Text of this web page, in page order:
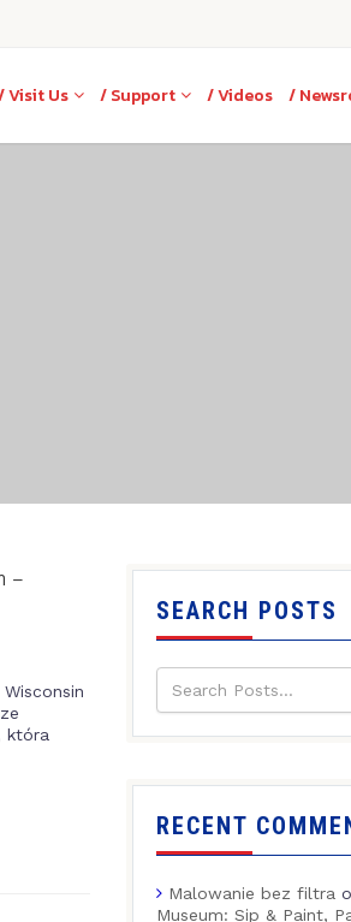
Visit Us / Support / Videos /
–
która
SEARCH POSTS
RECENT
Malowanie bez filtra
Museum: Sip & Paint,